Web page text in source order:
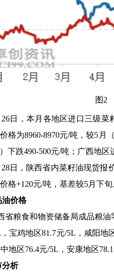
图2
日，本月各地区进口三级菜
格为8960-8970元/吨，较5月
）下跌490-500元/吨；广西地
日，陕西省内菜籽油现货报
格+120元/吨，基差较5月下旬
油价格
省粮食和物资储备局成品粮
宝鸡地区81.7元/5L，咸阳地
地区76.4元/5L，安康地区
分析